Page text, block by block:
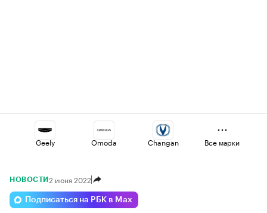
Geely Omoda Changan
Lada Esteo
Все марки
НОВОСТИ 2 июня 2022
Подписаться на РБК в Max